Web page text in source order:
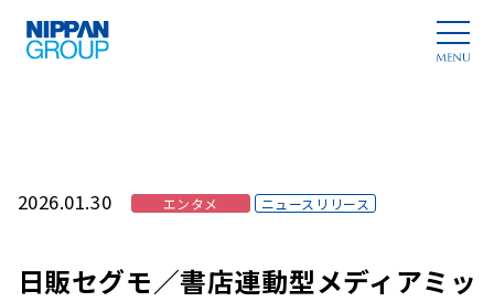
2026.01.30 エンタメ ニュースリリース
日販セグモ／書店連動型メディアミッ